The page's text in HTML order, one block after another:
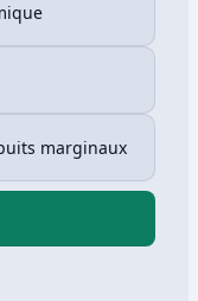
marginaux